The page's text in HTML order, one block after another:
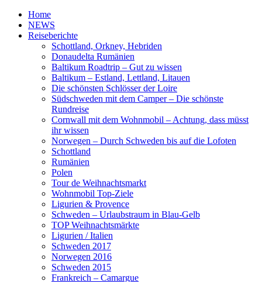
Home
NEWS
Reiseberichte
Schottland, Orkney, Hebriden
Donaudelta Rumänien
Baltikum Roadtrip – Gut zu wissen
Baltikum – Estland, Lettland, Litauen
Die schönsten Schlösser der Loire
Südschweden mit dem Camper – Die schönste
Rundreise
Cornwall mit dem Wohnmobil – Achtung, dass müsst
ihr wissen
Norwegen – Durch Schweden bis auf die Lofoten
Schottland
Rumänien
Polen
Tour de Weihnachtsmarkt
Wohnmobil Top-Ziele
Ligurien & Provence
Schweden – Urlaubstraum in Blau-Gelb
TOP Weihnachtsmärkte
Ligurien / Italien
Schweden 2017
Norwegen 2016
Schweden 2015
Frankreich – Camargue